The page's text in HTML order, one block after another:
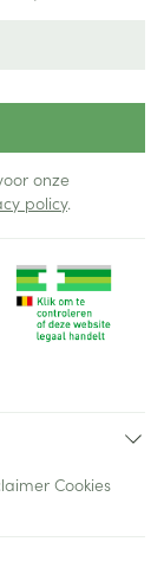
onze
policy.
Cookies